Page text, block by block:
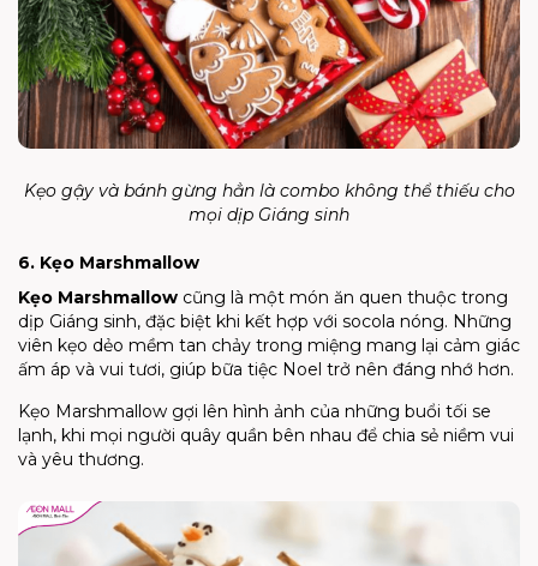
Kẹo gậy và bánh gừng hẳn là combo không thể thiếu cho
mọi dịp Giáng sinh
6. Kẹo Marshmallow
Kẹo Marshmallow cũng là một món ăn quen thuộc trong
dịp Giáng sinh, đặc biệt khi kết hợp với socola nóng. Những
viên kẹo dẻo mềm tan chảy trong miệng mang lại cảm giác
ấm áp và vui tươi, giúp bữa tiệc Noel trở nên đáng nhớ hơn.
Kẹo Marshmallow gợi lên hình ảnh của những buổi tối se
lạnh, khi mọi người quây quần bên nhau để chia sẻ niềm vui
và yêu thương.